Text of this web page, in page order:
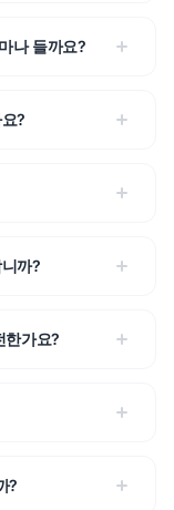
나 들까요?
?
까?
한가요?
?